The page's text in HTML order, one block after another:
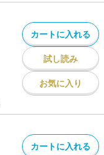
カートに入れる
試し読み
お気に入り
カートに入れる